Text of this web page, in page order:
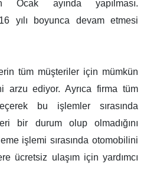
Ocak ayında yapılması.
yılı boyunca devam etmesi
tüm müşteriler için mümkün
arzu ediyor. Ayrıca firma tüm
bu işlemler sırasında
bir durum olup olmadığını
işlemi sırasında otomobilini
ücretsiz ulaşım için yardımcı